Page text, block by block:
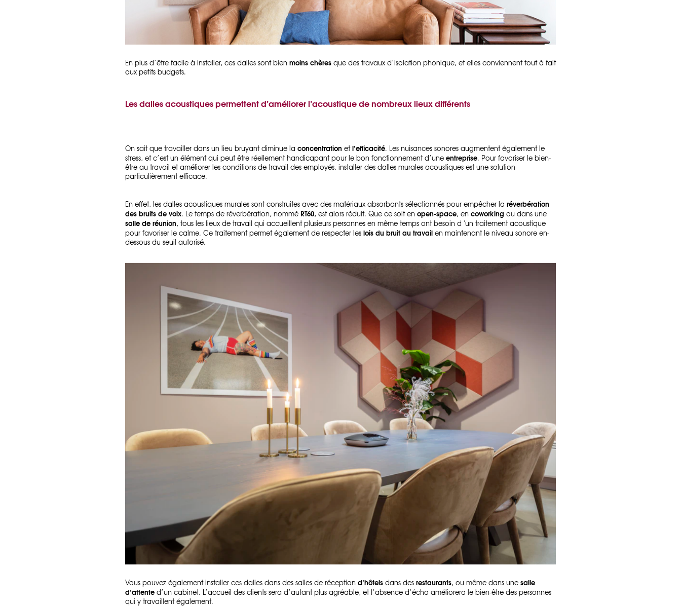
En plus d’être facile à installer, ces dalles sont bien moins chères que des travaux d’isolation phonique, et elles conviennent tout à fait
aux petits budgets.
Les dalles acoustiques permettent d’améliorer l’acoustique de nombreux lieux différents
On sait que travailler dans un lieu bruyant diminue la concentration etl’efficacité. Les nuisances sonores augmentent également le
stress, et c’est un élément qui peut être réellement handicapant pour le bon fonctionnement d’une entreprise. Pour favoriser le bien-
être au travail et améliorer les conditions de travail des employés, installer des dalles murales acoustiques est une solution
particulièrement efficace.
En effet, les dalles acoustiques murales sont construites avec des matériaux absorbants sélectionnés pour empêcher la réverbération
des bruits de voix. Le temps de réverbération, nommé RT60, est alors réduit. Que ce soit en open-space, en coworking ou dans une
salle de réunion, tous les lieux de travail qui accueillent plusieurs personnes en même temps ont besoin d 'un traitement acoustique
pour favoriser le calme. Ce traitement permet également de respecter les lois du bruit au travail en maintenant le niveau sonore en-
dessous du seuil autorisé.
Vous pouvez également installer ces dalles dans des salles de réception d’hôtels dans des restaurants, ou même dans une salle
d’attente d’un cabinet. L’accueil des clients sera d’autant plus agréable, et l’absence d’écho améliorera le bien-être des personnes
qui y travaillent également.